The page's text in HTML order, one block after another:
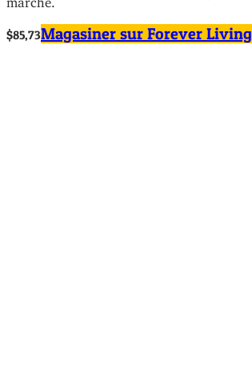
$85,73Magasiner sur Forever Living